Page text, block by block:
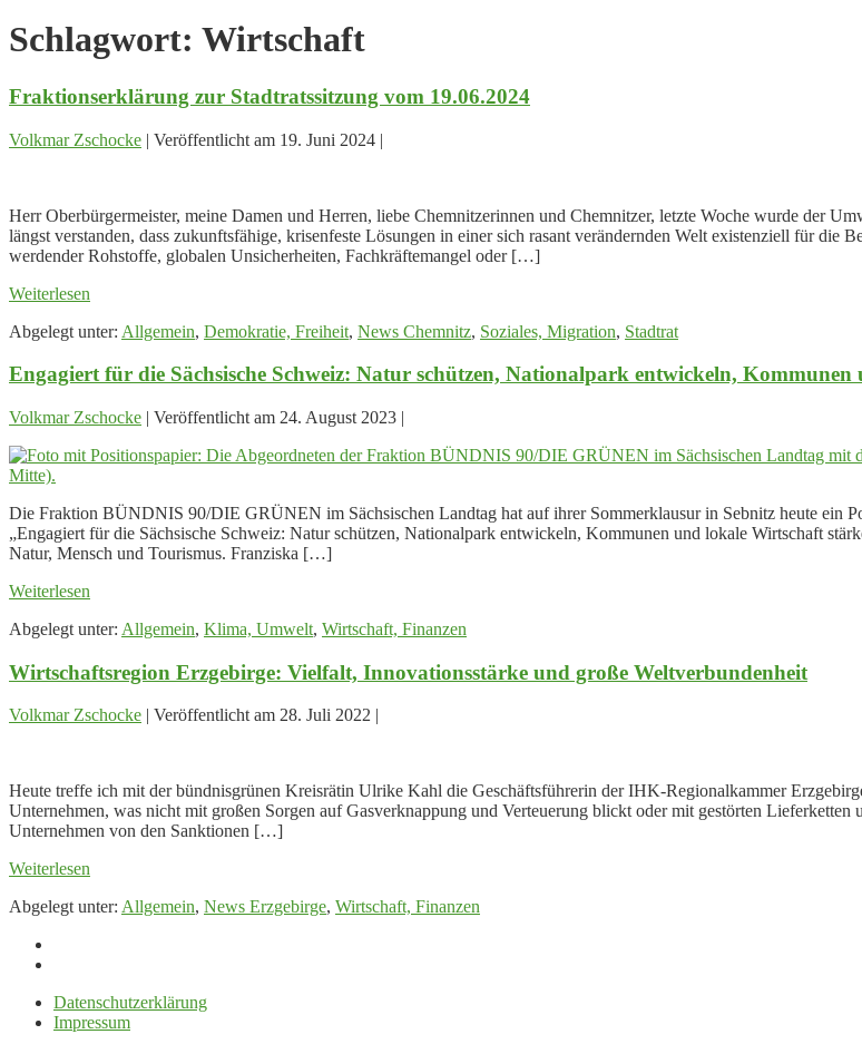
Schlagwort: Wirtschaft
Fraktionserklärung zur Stadtratssitzung vom 19.06.2024
Volkmar Zschocke | Veröffentlicht am 19. Juni 2024 |
Stadtratssitzung
vom
19.06.2024
Herr Oberbürgermeister, meine Damen und Herren, liebe Chemnitzerinnen und Chemnitzer, letzte Woche wurde der
längst verstanden, dass zukunftsfähige, krisenfeste Lösungen in einer sich rasant verändernden Welt existenziell für die
werdender Rohstoffe, globalen Unsicherheiten, Fachkräftemangel oder […]
Weiterlesen
Stadtratssitzung
19.06.2024
Abgelegt unter: Allgemein, Demokratie, Freiheit, News Chemnitz, Soziales, Migration, Stadtrat
Engagiert für die Sächsische Schweiz: Natur schützen, Nationalpark entwickeln,
Volkmar Zschocke | Veröffentlicht am 24. August 2023 |
Engagiert
für
Sächsische
Schweiz:
Natur
Nationalpark
Kommunen
lokale
stärken
Die Fraktion BÜNDNIS 90/DIE GRÜNEN im Sächsischen Landtag hat auf ihrer Sommerklausur in Sebnitz heute ein
„Engagiert für die Sächsische Schweiz: Natur schützen, Nationalpark entwickeln, Kommunen und lokale Wirtschaft
Natur, Mensch und Tourismus. Franziska […]
Weiterlesen
die
Schweiz:
schützen,
Nationalpark
und
lokale
Wirtschaft
Abgelegt unter: Allgemein, Klima, Umwelt, Wirtschaft, Finanzen
Wirtschaftsregion Erzgebirge: Vielfalt, Innovationsstärke und große Weltverbundenheit
Volkmar Zschocke Veröffentlicht am 28. Juli 2022
Vielfalt,
Innovationsstärke
und
Weltverbundenheit
Heute treffe ich mit der bündnisgrünen Kreisrätin Ulrike Kahl die Geschäftsführerin der IHK-Regionalkammer
Unternehmen, was nicht mit großen Sorgen auf Gasverknappung und Verteuerung blickt oder mit gestörten
Unternehmen von den Sanktionen […]
Weiterlesen
Vielfalt,
Abgelegt unter: Allgemein, News Erzgebirge, Wirtschaft, Finanzen
Datenschutzerklärung
Impressum